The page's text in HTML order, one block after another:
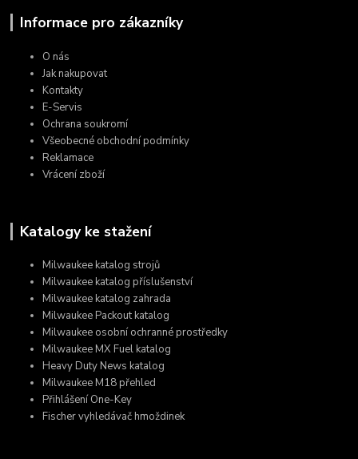
Informace pro zákazníky
O nás
Jak nakupovat
Kontakty
E-Servis
Ochrana soukromí
Všeobecné obchodní podmínky
Reklamace
Vrácení zboží
Katalogy ke stažení
Milwaukee katalog strojů
Milwaukee katalog příslušenství
Milwaukee katalog zahrada
Milwaukee Packout katalog
Milwaukee osobní ochranné prostředky
Milwaukee MX Fuel katalog
Heavy Duty News katalog
Milwaukee M18 přehled
Přihlášení One-Key
Fischer vyhledávač hmoždinek